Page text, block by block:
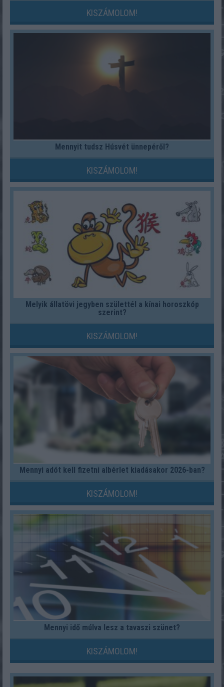
KISZÁMOLOM!
Mennyit tudsz Húsvét ünnepéről?
KISZÁMOLOM!
Melyik állatövi jegyben születtél a kínai horoszkóp
szerint?
KISZÁMOLOM!
Mennyi adót kell fizetni albérlet kiadásakor 2026-ban?
KISZÁMOLOM!
Mennyi idő múlva lesz a tavaszi szünet?
KISZÁMOLOM!